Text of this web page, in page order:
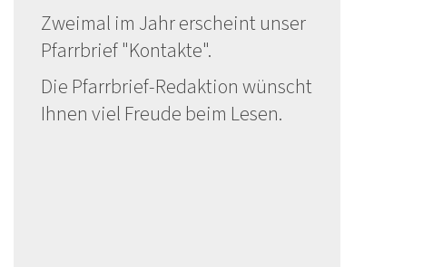
Zweimal im Jahr erscheint unser
Pfarrbrief "Kontakte".
Die Pfarrbrief-Redaktion wünscht
Ihnen viel Freude beim Lesen.